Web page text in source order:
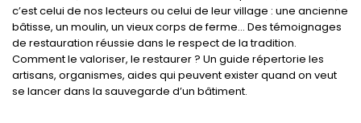
c’est celui de nos lecteurs ou celui de leur village : une ancienne
bâtisse, un moulin, un vieux corps de ferme… Des témoignages
de restauration réussie dans le respect de la tradition.
Comment le valoriser, le restaurer ? Un guide répertorie les
artisans, organismes, aides qui peuvent exister quand on veut
se lancer dans la sauvegarde d’un bâtiment.